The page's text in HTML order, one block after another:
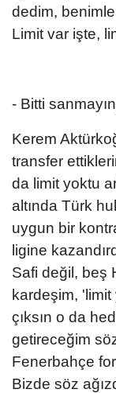
dedim,
Limit var işte,
- Bitti
Kerem
transfer
da limit yoktu
altında Türk
uygun bir
ligine
Safi değil, beş
kardeşim,
çıksın o da
getireceğim
Fenerbahçe
Bizde söz